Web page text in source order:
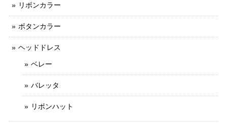
リボンカラー
ボタンカラー
ヘッドドレス
ベレー
バレッタ
リボンハット